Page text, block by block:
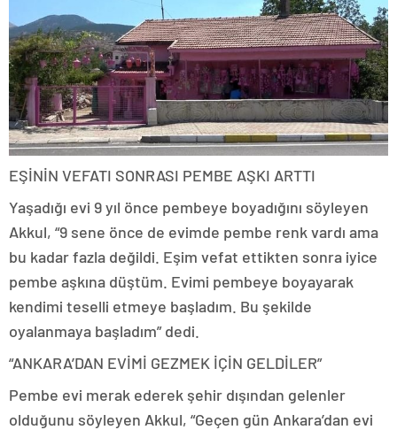
EŞİNİN VEFATI SONRASI PEMBE AŞKI ARTTI
Yaşadığı evi 9 yıl önce pembeye boyadığını söyleyen
Akkul, “9 sene önce de evimde pembe renk vardı ama
bu kadar fazla değildi. Eşim vefat ettikten sonra iyice
pembe aşkına düştüm. Evimi pembeye boyayarak
kendimi teselli etmeye başladım. Bu şekilde
oyalanmaya başladım” dedi.
“ANKARA’DAN EVİMİ GEZMEK İÇİN GELDİLER”
Pembe evi merak ederek şehir dışından gelenler
olduğunu söyleyen Akkul, “Geçen gün Ankara’dan evi